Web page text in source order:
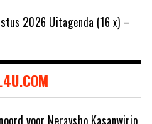
2026 Uitagenda (16 x) –
voor Neraysho Kasanwirjo